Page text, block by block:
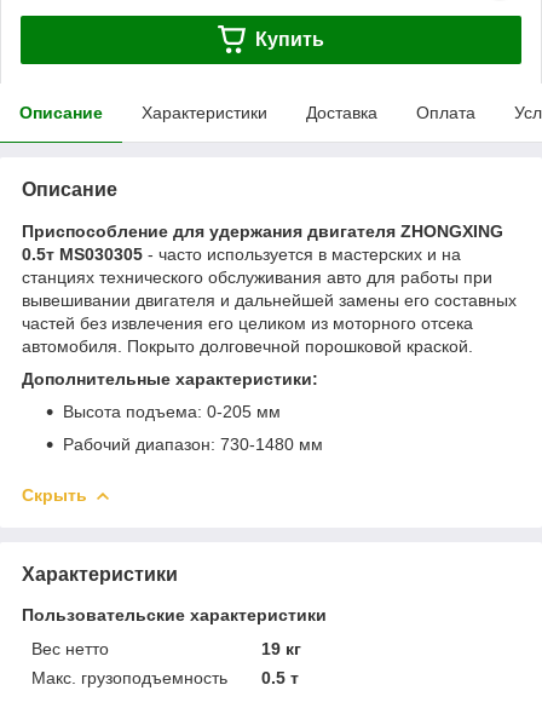
Купить
Описание Характеристики Доставка Оплата
Описание
Приспособление для удержания двигателя ZHONGXING
0.5т MS030305 - часто используется в мастерских и на
станциях технического обслуживания авто для работы при
вывешивании двигателя и дальнейшей замены его составных
частей без извлечения его целиком из моторного отсека
автомобиля. Покрыто долговечной порошковой краской.
Дополнительные характеристики:
Высота подъема: 0-205 мм
Рабочий диапазон: 730-1480 мм
Скрыть
Характеристики
Пользовательские характеристики
Вес нетто
19 кг
Макс. грузоподъемность
0.5 т